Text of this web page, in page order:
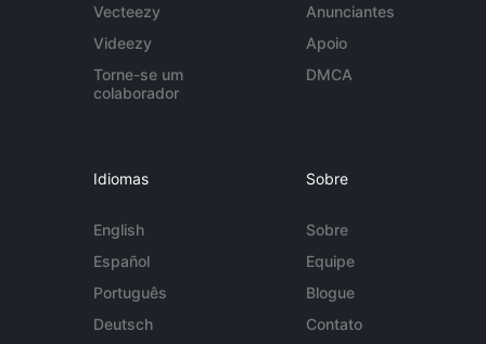
Vecteezy
Videezy
Torne-se um
colaborador
Anunciantes
Apoio
DMCA
Idiomas
English
Español
Português
Deutsch
Sobre
Sobre
Equipe
Blogue
Contato